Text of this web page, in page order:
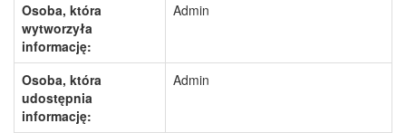
Osoba, która
wytworzyła
informację:
Admin
Osoba, która
udostępnia
informację:
Admin